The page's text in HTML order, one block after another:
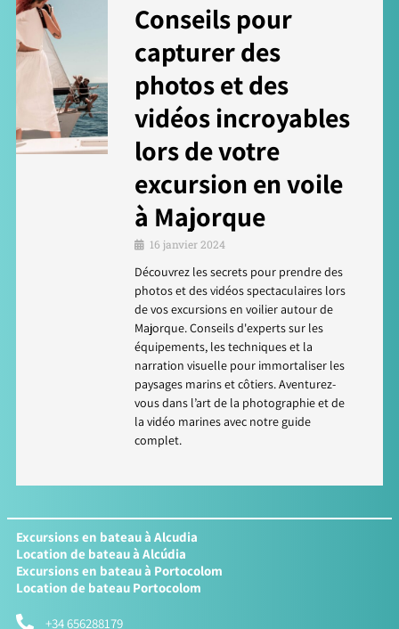
Conseils pour
capturer des
photos et des
vidéos incroyables
lors de votre
excursion en voile
à Majorque
16 janvier 2024
Découvrez les secrets pour prendre des
photos et des vidéos spectaculaires lors
de vos excursions en voilier autour de
Majorque. Conseils d'experts sur les
équipements, les techniques et la
narration visuelle pour immortaliser les
paysages marins et côtiers. Aventurez-
vous dans l’art de la photographie et de
la vidéo marines avec notre guide
complet.
Excursions en bateau à Alcudia
Location de bateau à Alcúdia
Excursions en bateau à Portocolom
Location de bateau Portocolom
+34 656288179